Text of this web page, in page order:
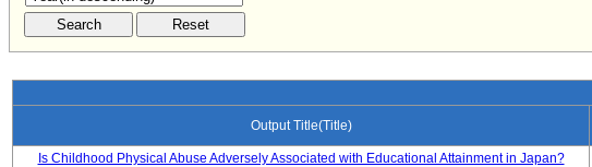
Output Title(Title)
Is Childhood Physical Abuse Adversely Associated with Educational Attainment in Japan?